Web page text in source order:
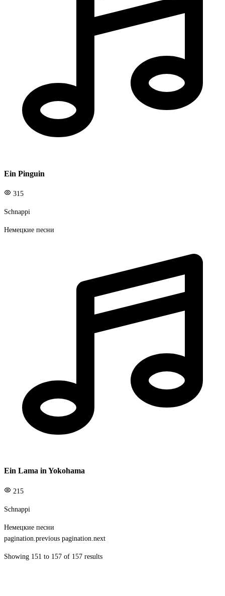
Ein Pinguin
315
Schnappi
Немецкие песни
Ein Lama in Yokohama
215
Schnappi
Немецкие песни
pagination.previous pagination.next
Showing 151 to 157 of 157 results